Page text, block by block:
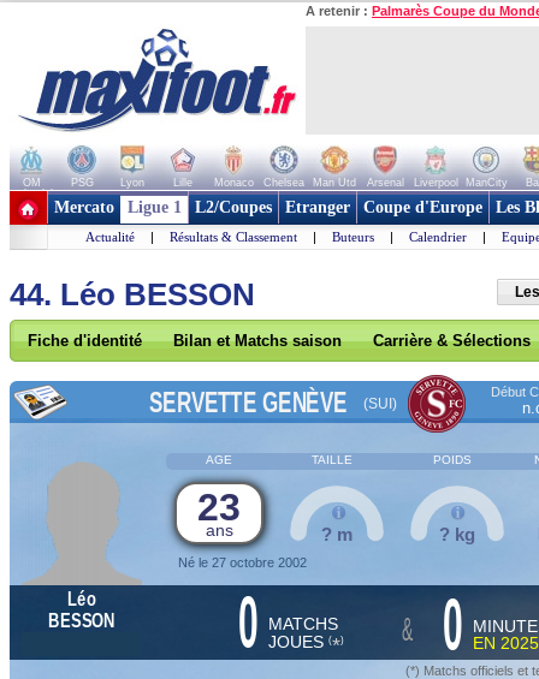
A retenir : Palmarès Coupe du
OM PSG Lyon Lille Monaco Chelsea Man Utd Arsenal Liverpool ManCity
+ de clubs
Mercato Ligue 1 L2/Coupes Etranger Coupe d'Europe Les
Actualité | Résultats & Classement | Buteurs | Calendrier |
44. Léo BESSON
Fiche d'identité Bilan et Matchs saison Carrière & Sélections
SERVETTE GENÈVE (SUI)
Début
AGE TAILLE POIDS
23
ans
Né le 27 octobre 2002
? m ? kg
Léo
BESSON
0 MATCHS
JOUES (*) & 0
EN
(*) Matchs officiels et